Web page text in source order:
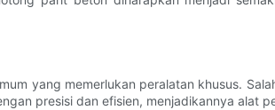
yang memerlukan peralatan khusus.
presisi dan efisien, menjadikannya alat